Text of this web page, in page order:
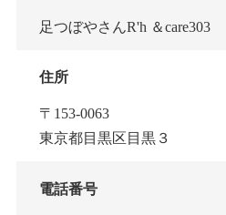
足つぼやさんR'h ＆care303
住所
〒153-0063
東京都目黒区目黒３
電話番号